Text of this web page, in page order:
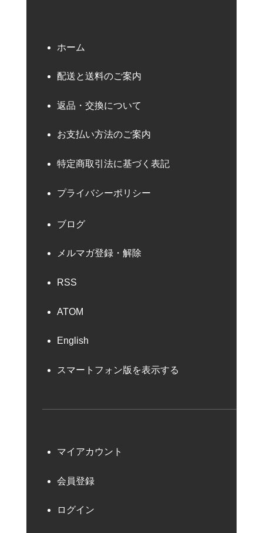
ホーム
配送と送料のご案内
返品・交換について
お支払い方法のご案内
特定商取引法に基づく表記
プライバシーポリシー
ブログ
メルマガ登録・解除
RSS
ATOM
English
スマートフォン版を表示する
マイアカウント
会員登録
ログイン